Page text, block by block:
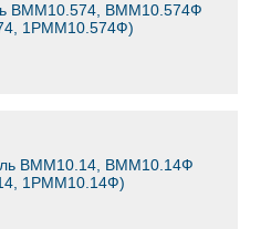
ВММ10.574, ВММ10.574Ф
1РММ10.574Ф)
ВММ10.14, ВММ10.14Ф
1РММ10.14Ф)